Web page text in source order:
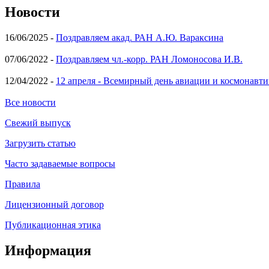
Новости
16/06/2025 - Поздравляем акад. РАН А.Ю. Вараксина
07/06/2022 - Поздравляем чл.-корр. РАН Ломоносова И.В.
12/04/2022 - 12 апреля - Всемирный день авиации и
Все новости
Свежий выпуск
Загрузить статью
Часто задаваемые вопросы
Правила
Лицензионный договор
Публикационная этика
Информация